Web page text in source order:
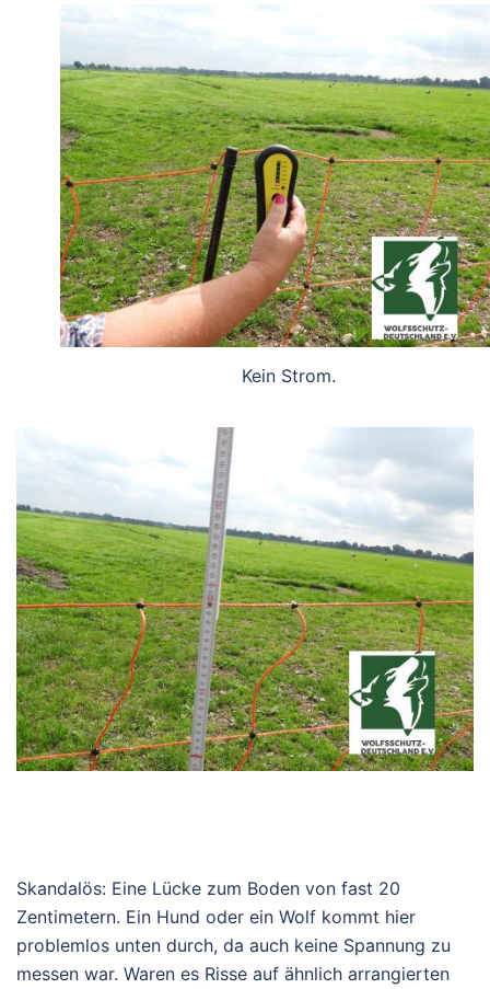
Kein Strom.
Skandalös: Eine Lücke zum Boden von fast 20
Zentimetern. Ein Hund oder ein Wolf kommt hier
problemlos unten durch, da auch keine Spannung zu
messen war. Waren es Risse auf ähnlich arrangierten